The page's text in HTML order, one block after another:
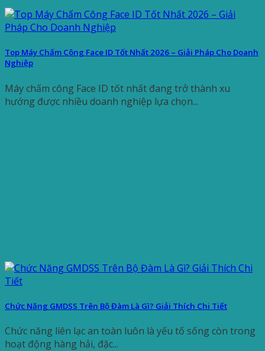
Top Máy Chấm Công Face ID Tốt Nhất 2026 – Giải Pháp Cho Doanh
Nghiệp
Máy chấm công Face ID tốt nhất đang trở thành xu
hướng được nhiều doanh nghiệp lựa chọn...
Chức Năng GMDSS Trên Bộ Đàm Là Gì? Giải Thích Chi Tiết
Chức năng liên lạc an toàn luôn là yếu tố sống còn trong
hoạt động hàng hải, đặc...